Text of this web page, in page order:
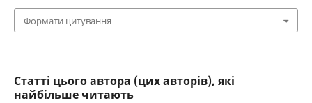
Формати цитування
Статті цього автора (цих авторів), які
найбільше читають